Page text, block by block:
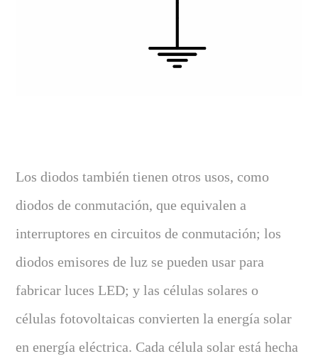
Los diodos también tienen otros usos, como
diodos de conmutación, que equivalen a
interruptores en circuitos de conmutación; los
diodos emisores de luz se pueden usar para
fabricar luces LED; y las células solares o
células fotovoltaicas convierten la energía solar
en energía eléctrica. Cada célula solar está hecha